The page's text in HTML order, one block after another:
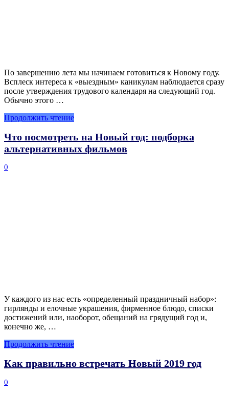
По завершению лета мы начинаем готовиться к Новому году.
Всплеск интереса к «выездным» каникулам наблюдается сразу
после утверждения трудового календаря на следующий год.
Обычно этого …
Продолжить чтение
Что посмотреть на Новый год: подборка
альтернативных фильмов
0
У каждого из нас есть «определенный праздничный набор»:
гирлянды и елочные украшения, фирменное блюдо, списки
достижений или, наоборот, обещаний на грядущий год и,
конечно же, …
Продолжить чтение
Как правильно встречать Новый 2019 год
0